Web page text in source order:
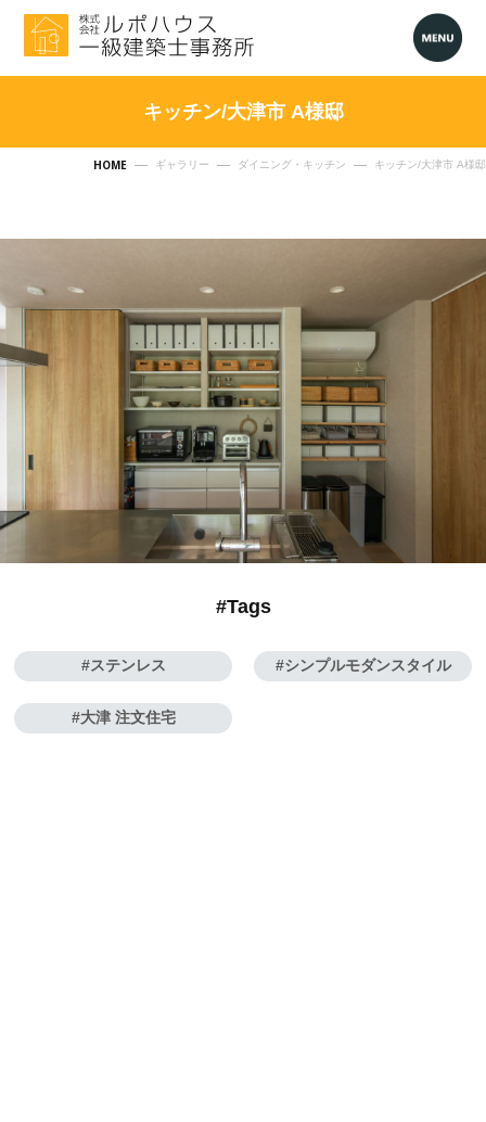
HOME ギャラリー ダイニング・キッチン キッチン/大津市 A様邸
キッチン/大津市 A様邸
#Tags
ステンレス シンプルモダンスタイル
大津 注文住宅